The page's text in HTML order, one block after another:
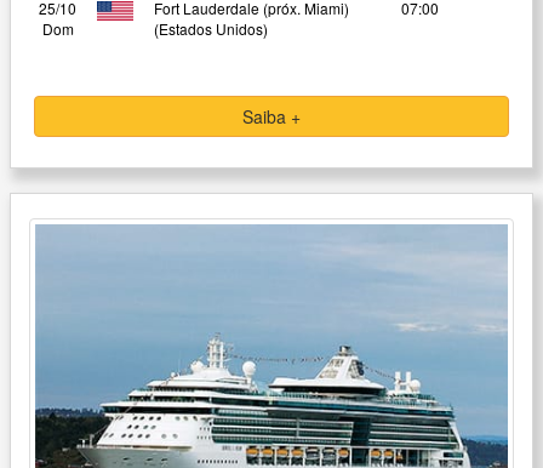
25/10
Dom
Fort Lauderdale (próx. Miami)
(Estados Unidos)
07:00
Saiba +